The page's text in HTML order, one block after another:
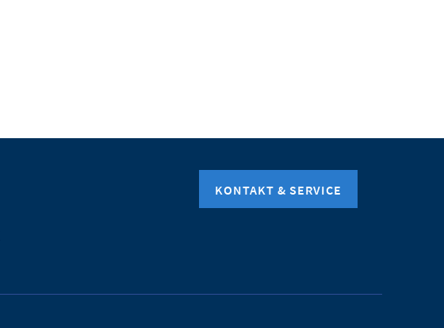
KONTAKT & SERVICE